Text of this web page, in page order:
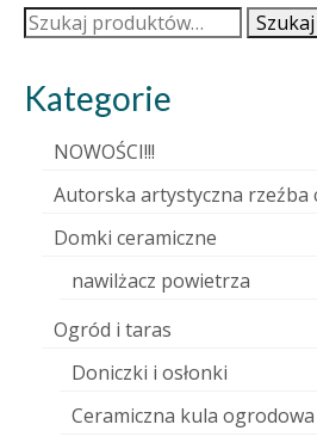
Szukaj: Szukaj
Kategorie
NOWOŚCI!!!
Autorska artystyczna rzeźba
Domki ceramiczne
nawilżacz powietrza
Ogród i taras
Doniczki i osłonki
Ceramiczna kula ogrodowa